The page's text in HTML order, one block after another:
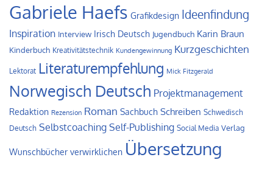
Gabriele Haefs Grafikdesign Ideenfindung
Inspiration Interview Irisch Deutsch Jugendbuch Karin Braun
Kinderbuch Kreativitätstechnik Kundengewinnung Kurzgeschichten
Lektorat Literaturempfehlung Mick Fitzgerald
Norwegisch Deutsch Projektmanagement
Redaktion Rezension Roman Sachbuch Schreiben Schwedisch
Deutsch Selbstcoaching Self-Publishing Social Media Verlag
Wunschbücher verwirklichen Übersetzung